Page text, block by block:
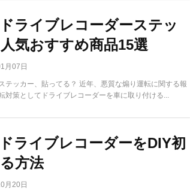
ライブレコーダーステッ
気おすすめ商品15選
月07日
テッカー、貼ってる？ 近年、悪質な煽り運転に関する報
策としてドライブレコーダーを車に取り付ける...
ライブレコーダーをDIY初
方法
月20日